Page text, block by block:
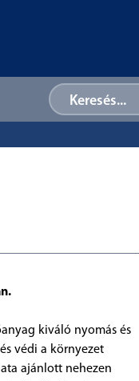
kiváló nyomás és
védi a környezet
ajánlott nehezen